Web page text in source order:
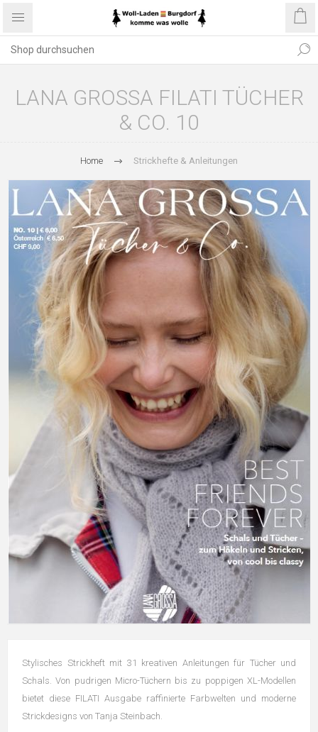
LANA GROSSA FILATI TÜCHER
& CO. 10
Home Strickhefte & Anleitungen
Stylisches Strickheft mit 31 kreativen Anleitungen für Tücher und
Schals. Von pudrigen Micro-Tüchern bis zu poppigen XL-Modellen
bietet diese FILATI Ausgabe raffinierte Farbwelten und moderne
Strickdesigns von Tanja Steinbach.